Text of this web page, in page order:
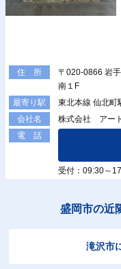
住 所
〒020-0866 岩
南１F
最寄り駅
東北本線 仙北町
会社名
株式会社 アー
電 話
受付：09:30～
盛岡市の近
滝沢市